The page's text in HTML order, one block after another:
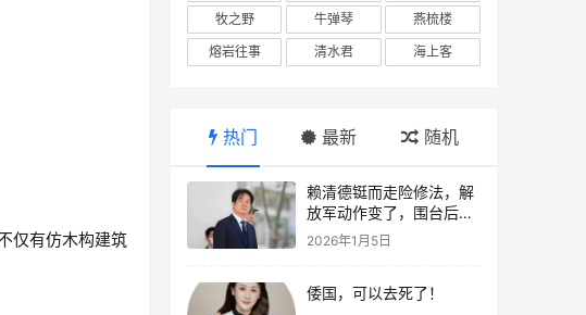
仅有仿木构建筑
牧之野
牛弹琴
燕梳楼
熔岩往事
清水君 海上客
热门 最新 随机
赖清德铤而走险修法，解
放军动作变了，围台后的
“真正杀招”曝光
2026年1月5日
倭国，可以去死了！